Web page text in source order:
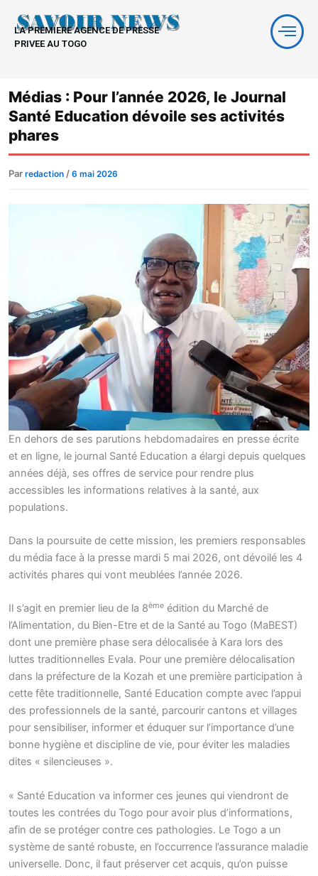
contenu
LA PREMIERE AGENCE DE PRESSE
PRIVEE AU TOGO
Médias : Pour l’année 2026, le Journal
Santé Education dévoile ses activités
phares
Par redaction / 6 mai 2026
En dehors de ses parutions hebdomadaires en presse écrite
et en ligne, le journal Santé Education a élargi depuis quelques
années déjà, ses offres de service pour rendre plus
accessibles les informations relatives à la santé, aux
populations.
Dans la poursuite de cette mission, les premiers responsables
du média face à la presse mardi 5 mai 2026, ont dévoilé les 4
activités phares qui vont meublées l’année 2026.
Il s’agit en premier lieu de la 8ème édition du Marché de
l’Alimentation, du Bien-Etre et de la Santé au Togo (MaBEST)
dont une première phase sera délocalisée à Kara lors des
luttes traditionnelles Evala. Pour une première délocalisation
dans la préfecture de la Kozah et une première participation à
cette fête traditionnelle, Santé Education compte avec l’appui
des professionnels de la santé, parcourir cantons et villages
pour sensibiliser, informer et éduquer sur l’importance d’une
bonne hygiène et discipline de vie, pour éviter les maladies
dites « silencieuses ».
« Santé Education va informer ces jeunes qui viendront de
toutes les contrées du Togo pour avoir plus d’informations,
afin de se protéger contre ces pathologies. Le Togo a un
système de santé robuste, en l’occurrence l’assurance maladie
universelle. Donc, il faut préserver cet acquis, qu’on puisse